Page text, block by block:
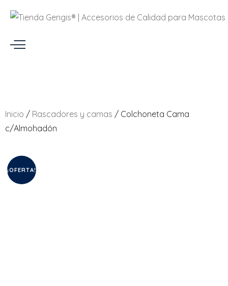
Inicio / Rascadores y camas / Colchoneta Cama
c/Almohadón
¡OFERTA!